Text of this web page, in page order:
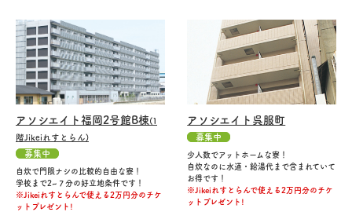
アソシエイト福岡2号館B棟 (1
階Jikeiれすとらん)
募集中
自炊で門限ナシの比較的自由な寮！
学校まで2~７分の好立地条件です！
※Jikeiれすとらんで使える2万円分のチケ
ットプレゼント!
アソシエイト呉服町
募集中
少人数でアットホームな寮！
自炊なのに水道・給湯代まで含まれていて
お得です！
※Jikeiれすとらんで使える2万円分のチケ
ットプレゼント!